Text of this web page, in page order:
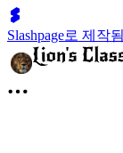
Slashpage로 제작됨